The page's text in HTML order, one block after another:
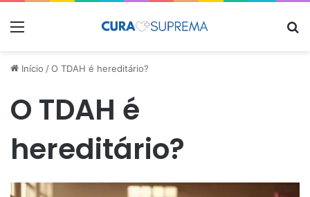
Menu
Início /O TDAH é hereditário?
O TDAH é
hereditário?